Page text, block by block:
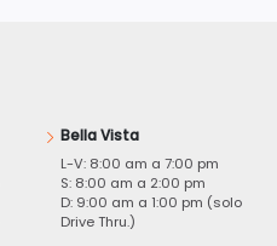
Bella Vista
L-V: 8:00 am a 7:00 pm
S: 8:00 am a 2:00 pm
D: 9:00 am a 1:00 pm (solo
Drive Thru.)